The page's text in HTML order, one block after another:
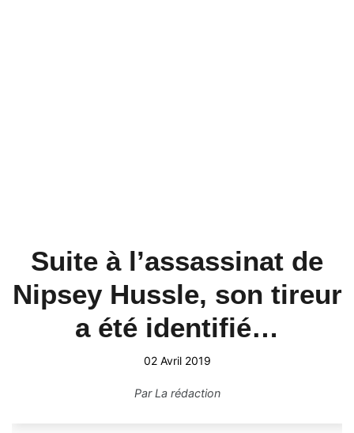
Suite à l’assassinat de
Nipsey Hussle, son tireur
a été identifié…
02 Avril 2019
ParLa rédaction